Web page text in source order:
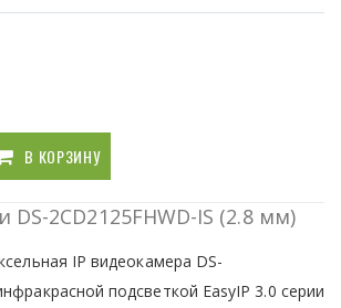
В КОРЗИНУ
DS-2CD2125FHWD-IS (2.8 мм)
IP видеокамера DS-
подсветкой EasyIP 3.0 серии